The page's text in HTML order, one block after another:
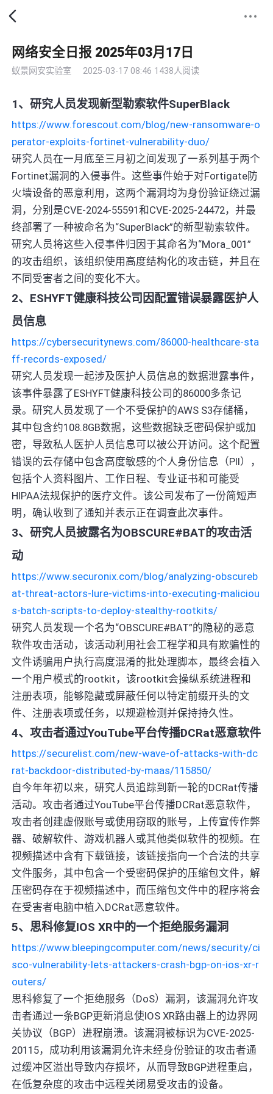
网络安全日报 2025年03月17日
蚁景网安实验室 2025-03-17 08:46 1438人阅读
1、研究人员发现新型勒索软件SuperBlack
https://www.forescout.com/blog/new-ransomware-o
perator-exploits-fortinet-vulnerability-duo/
研究人员在一月底至三月初之间发现了一系列基于两个
Fortinet漏洞的入侵事件。这些事件始于对Fortigate防
火墙设备的恶意利用，这两个漏洞均为身份验证绕过漏
洞，分别是CVE-2024-55591和CVE-2025-24472，并最
终部署了一种被命名为“SuperBlack”的新型勒索软件。
研究人员将这些入侵事件归因于其命名为“Mora_001”
的攻击组织，该组织使用高度结构化的攻击链，并且在
不同受害者之间的变化不大。
2、ESHYFT健康科技公司因配置错误暴露医护人
员信息
https://cybersecuritynews.com/86000-healthcare-sta
ff-records-exposed/
研究人员发现一起涉及医护人员信息的数据泄露事件，
该事件暴露了ESHYFT健康科技公司的86000多条记
录。研究人员发现了一个不受保护的AWS S3存储桶，
其中包含约108.8GB数据，这些数据缺乏密码保护或加
密，导致私人医护人员信息可以被公开访问。这个配置
错误的云存储中包含高度敏感的个人身份信息（PII），
包括个人资料图片、工作日程、专业证书和可能受
HIPAA法规保护的医疗文件。该公司发布了一份简短声
明，确认收到了通知并表示正在调查此次事件。
3、研究人员披露名为OBSCURE#BAT的攻击活
动
https://www.securonix.com/blog/analyzing-obscureb
at-threat-actors-lure-victims-into-executing-maliciou
s-batch-scripts-to-deploy-stealthy-rootkits/
研究人员发现一个名为“OBSCURE#BAT”的隐秘的恶意
软件攻击活动，该活动利用社会工程学和具有欺骗性的
文件诱骗用户执行高度混淆的批处理脚本，最终会植入
一个用户模式的rootkit，该rootkit会操纵系统进程和
注册表项，能够隐藏或屏蔽任何以特定前缀开头的文
件、注册表项或任务，以规避检测并保持持久性。
4、攻击者通过YouTube平台传播DCRat恶意软件
https://securelist.com/new-wave-of-attacks-with-dc
rat-backdoor-distributed-by-maas/115850/
自今年年初以来，研究人员追踪到新一轮的DCRat传播
活动。攻击者通过YouTube平台传播DCRat恶意软件，
攻击者创建虚假账号或使用窃取的账号，上传宣传作弊
器、破解软件、游戏机器人或其他类似软件的视频。在
视频描述中含有下载链接，该链接指向一个合法的共享
文件服务，其中包含一个受密码保护的压缩包文件，解
压密码存在于视频描述中，而压缩包文件中的程序将会
在受害者电脑中植入DCRat恶意软件。
5、思科修复IOS XR中的一个拒绝服务漏洞
https://www.bleepingcomputer.com/news/security/ci
sco-vulnerability-lets-attackers-crash-bgp-on-ios-xr-r
outers/
思科修复了一个拒绝服务（DoS）漏洞，该漏洞允许攻
击者通过一条BGP更新消息使IOS XR路由器上的边界网
关协议（BGP）进程崩溃。该漏洞被标识为CVE-2025-
20115，成功利用该漏洞允许未经身份验证的攻击者通
过缓冲区溢出导致内存损坏，从而导致BGP进程重启，
在低复杂度的攻击中远程关闭易受攻击的设备。